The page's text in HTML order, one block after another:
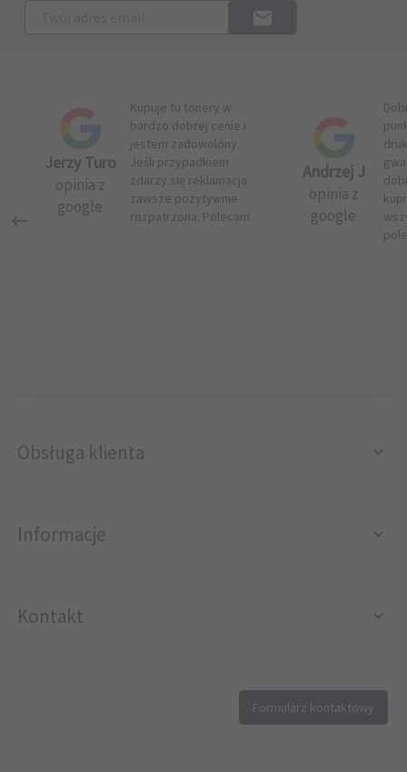
Jerzy Turo
opinia z
google
Kupuje tu tonery w
bardzo dobrej cenie i
jestem zadowolony.
Jeśli przypadkiem
zdarzy się reklamacja
zawsze pozytywnie
rozpatrzona. Polecam.
Andrzej J
opinia z
google
Obsługa klienta
Informacje
Kontakt
Formularz kontaktowy